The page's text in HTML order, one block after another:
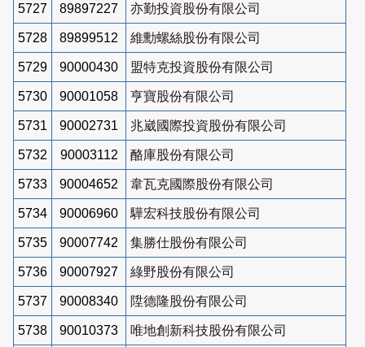
5727 89897227 亦勤投資股份有限公司
5728 89899512 維勳螺絲股份有限公司
5729 90000430 盟特克投資股份有限公司
5730 90001058 亨寶股份有限公司
5731 90002731 兆崴國際投資股份有限公司
5732 90003112 酪庫股份有限公司
5733 90004652 韋瓦克國際股份有限公司
5734 90006960 驊宏科技股份有限公司
5735 90007742 集勝仕股份有限公司
5736 90007927 綠野股份有限公司
5737 90008340 陞德隆股份有限公司
5738 90010373 唯地創新科技股份有限公司